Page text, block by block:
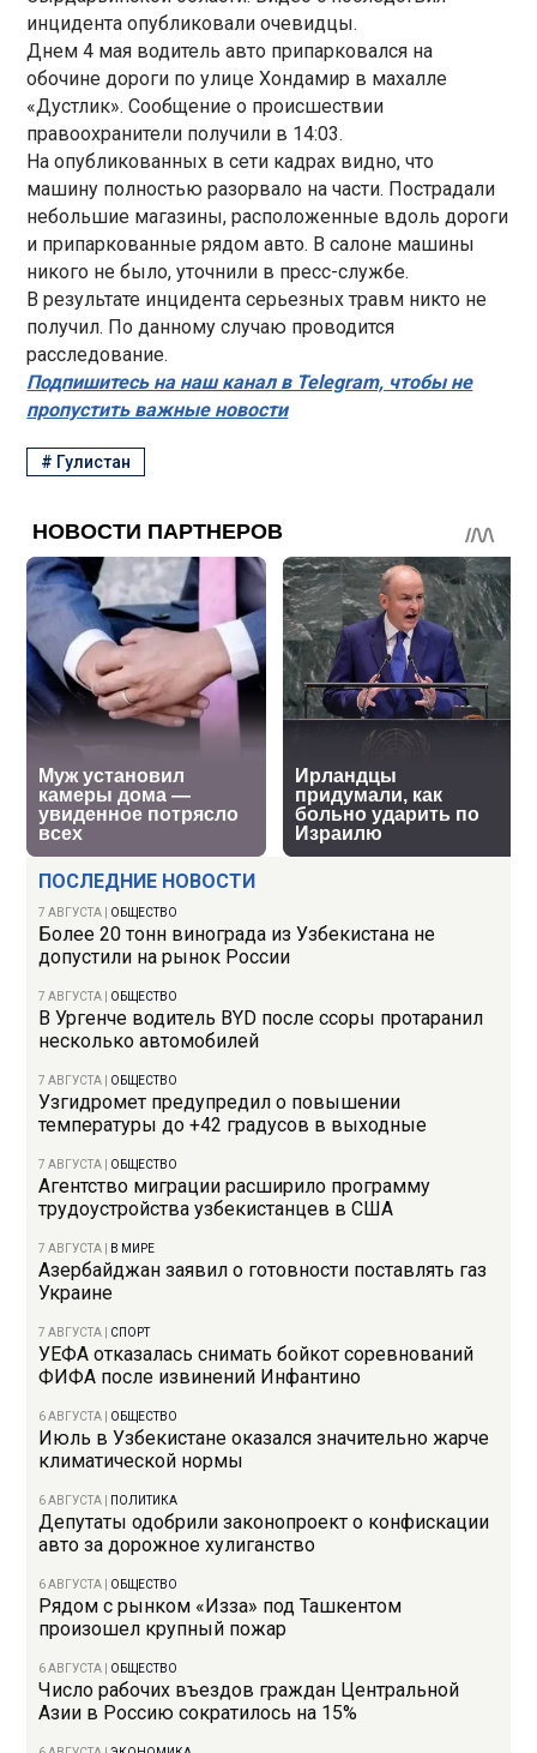
ПОСЛЕДНИЕ НОВОСТИ
7 АВГУСТА ОБЩЕСТВО
Более 20 тонн винограда из Узбекистана не
допустили на рынок России
7 АВГУСТА ОБЩЕСТВО
В Ургенче водитель BYD после ссоры протаранил
несколько автомобилей
7 АВГУСТА ОБЩЕСТВО
Узгидромет предупредил о повышении
температуры до +42 градусов в выходные
7 АВГУСТА ОБЩЕСТВО
Агентство миграции расширило программу
трудоустройства узбекистанцев в США
7 АВГУСТА В МИРЕ
Азербайджан заявил о готовности поставлять газ
Украине
7 АВГУСТА СПОРТ
УЕФА отказалась снимать бойкот соревнований
ФИФА после извинений Инфантино
6 АВГУСТА ОБЩЕСТВО
Июль в Узбекистане оказался значительно жарче
климатической нормы
6 АВГУСТА ПОЛИТИКА
Депутаты одобрили законопроект о конфискации
авто за дорожное хулиганство
6 АВГУСТА ОБЩЕСТВО
Рядом с рынком «Изза» под Ташкентом
произошел крупный пожар
6 АВГУСТА ОБЩЕСТВО
Число рабочих въездов граждан Центральной
Азии в Россию сократилось на 15%
инцидента опубликовали очевидцы.
Днем 4 мая водитель авто припарковался на
обочине дороги по улице Хондамир в махалле
«Дустлик». Сообщение о происшествии
правоохранители получили в 14:03.
На опубликованных в сети кадрах видно, что
машину полностью разорвало на части. Пострадали
небольшие магазины, расположенные вдоль дороги
и припаркованные рядом авто. В салоне машины
никого не было, уточнили в пресс-службе.
В результате инцидента серьезных травм никто не
получил. По данному случаю проводится
расследование.
Подпишитесь на наш канал в Telegram, чтобы не
пропустить важные новости
# Гулистан